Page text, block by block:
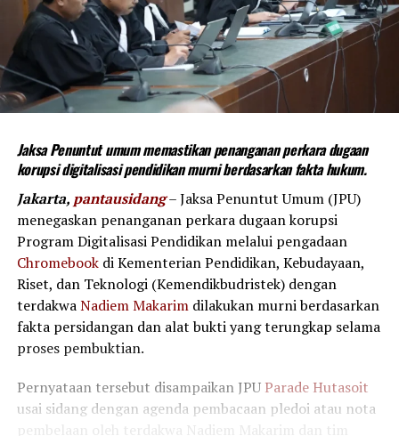
Jaksa Penuntut umum memastikan penanganan perkara dugaan
korupsi digitalisasi pendidikan murni berdasarkan fakta hukum.
Jakarta, pantausidang– Jaksa Penuntut Umum (JPU)
menegaskan penanganan perkara dugaan korupsi
Program Digitalisasi Pendidikan melalui pengadaan
Chromebookdi Kementerian Pendidikan, Kebudayaan,
Riset, dan Teknologi (Kemendikbudristek) dengan
terdakwaNadiem Makarimdilakukan murni berdasarkan
fakta persidangan dan alat bukti yang terungkap selama
proses pembuktian.
Pernyataan tersebut disampaikan JPU Parade Hutasoit
usai sidang dengan agenda pembacaan pledoi atau nota
pembelaan oleh terdakwa Nadiem Makarim dan tim